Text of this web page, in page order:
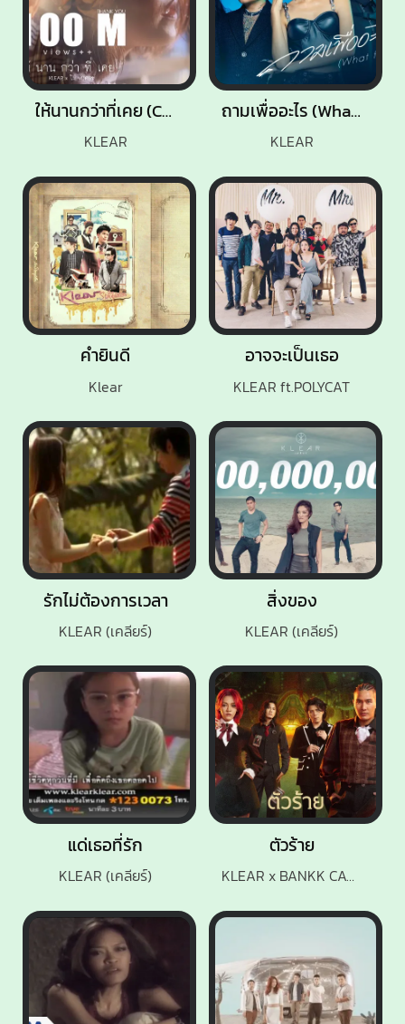
คำยินดี
Klear
สิ่งของ
KLEAR (เคลียร์)
อาจจะเป็นเธอ
KLEAR ft.POLYCAT
รักไม่ต้องการเวลา
KLEAR (เคลียร์)
แด่เธอที่รัก
KLEAR (เคลียร์)
ให้นานกว่าที่เคย (Collab Version)
KLEAR
ถามเพื่ออะไร (What for?)
KLEAR
ตัวร้าย
KLEAR x BANKK CASH